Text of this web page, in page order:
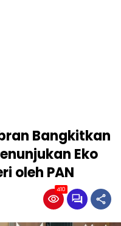
Bangkitkan
Eko
oleh PAN
410